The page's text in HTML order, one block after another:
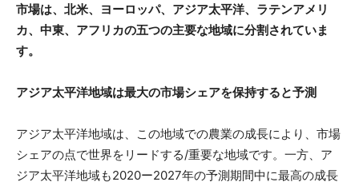
市場は、北米、ヨーロッパ、アジア太平洋、ラテンアメリ
カ、中東、アフリカの五つの主要な地域に分割されていま
す。
アジア太平洋地域は最大の市場シェアを保持すると予測
アジア太平洋地域は、この地域での農業の成長により、市場
シェアの点で世界をリードする/重要な地域です。一方、ア
ジア太平洋地域も2020ー2027年の予測期間中に最高の成長